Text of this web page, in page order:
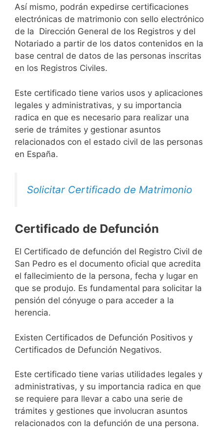
Así mismo, podrán expedirse certificaciones
electrónicas de matrimonio con sello electrónico
de la Dirección General de los Registros y del
Notariado a partir de los datos contenidos en la
base central de datos de las personas inscritas
en los Registros Civiles.
Este certificado tiene varios usos y aplicaciones
legales y administrativas, y su importancia
radica en que es necesario para realizar una
serie de trámites y gestionar asuntos
relacionados con el estado civil de las personas
en España.
Solicitar Certificado de Matrimonio
Certificado de Defunción
El Certificado de defunción del Registro Civil de
San Pedro es el documento oficial que acredita
el fallecimiento de la persona, fecha y lugar en
que se produjo. Es fundamental para solicitar la
pensión del cónyuge o para acceder a la
herencia.
Existen Certificados de Defunción Positivos y
Certificados de Defunción Negativos.
Este certificado tiene varias utilidades legales y
administrativas, y su importancia radica en que
se requiere para llevar a cabo una serie de
trámites y gestiones que involucran asuntos
relacionados con la defunción de una persona.